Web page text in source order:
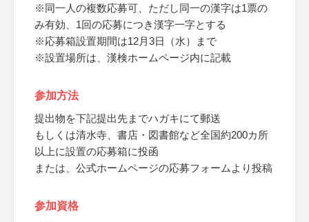
※同一人の複数応募可、ただし同一の漢字は1票の
み有効、1回の応募につき漢字一字とする
※応募箱設置期間は12月3日（水）まで
※設置場所は、漢検ホームページ内に記載
参加方法
提出物を下記提出先までハガキにて郵送
もしくは清水寺、書店・図書館など全国約200カ所
以上に設置の応募箱に投函
または、公式ホームページの応募フォームより投稿
参加資格